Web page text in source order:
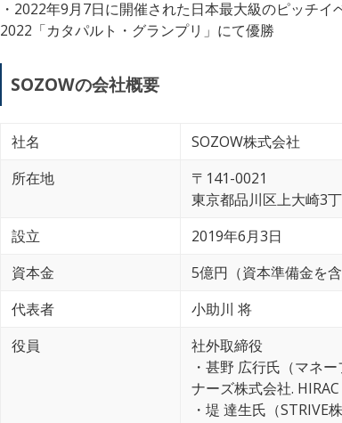
・2022年9月7日に開催された日本最大級のピッチイ
2022「カタパルト・グランプリ」にて優勝
SOZOWの会社概要
社名
SOZOW株式会社
所在地
〒141-0021
東京都品川区上大崎3
設立
2019年6月3日
資本金
5億円（資本準備金を含
代表者
小助川 将
役員
社外取締役
・甚野 広行氏（マネ
ナーズ株式会社.
・堤 達生氏（STRIVE